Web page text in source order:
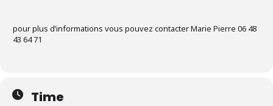
pour plus d’informations vous pouvez contacter Marie Pierre 06 48
43 64 71
Time